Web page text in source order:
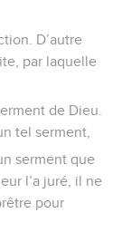
D’autre
par laquelle
de Dieu.
tel serment,
serment que
l’a juré, il ne
pour